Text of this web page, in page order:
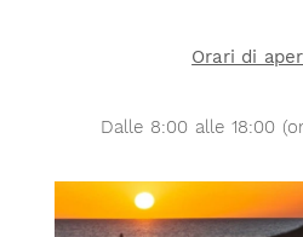
Orari di
Dalle 8:00 alle 18:00